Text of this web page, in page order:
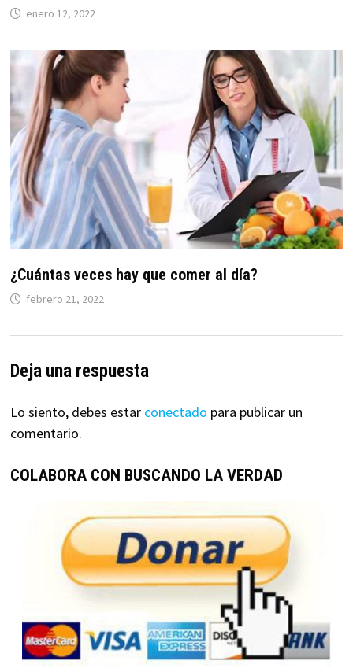
enero 12, 2022
¿Cuántas veces hay que comer al día?
febrero 21, 2022
Deja una respuesta
Lo siento, debes estar conectado para publicar un
comentario.
COLABORA CON BUSCANDO LA VERDAD